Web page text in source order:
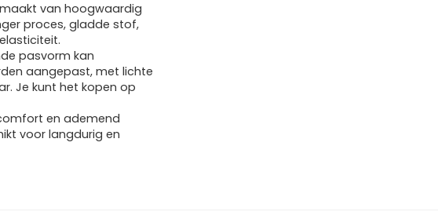
van hoogwaardig
proces, gladde stof,
pasvorm kan
aangepast, met lichte
Je kunt het kopen op
en ademend
voor langdurig en